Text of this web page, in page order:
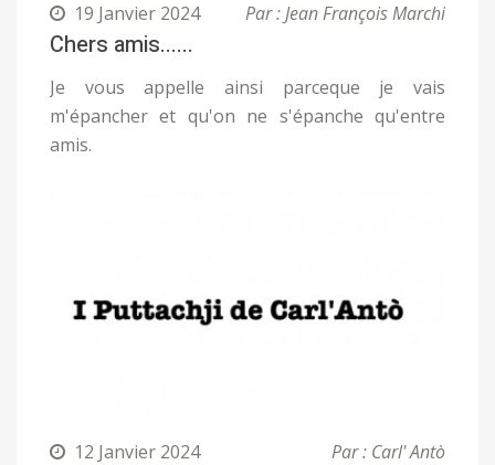
19 Janvier 2024 Par : Jean François Marchi
Chers amis......
Je vous appelle ainsi parceque je vais
m'épancher et qu'on ne s'épanche qu'entre
amis.
12 Janvier 2024 Par : Carl' Antò